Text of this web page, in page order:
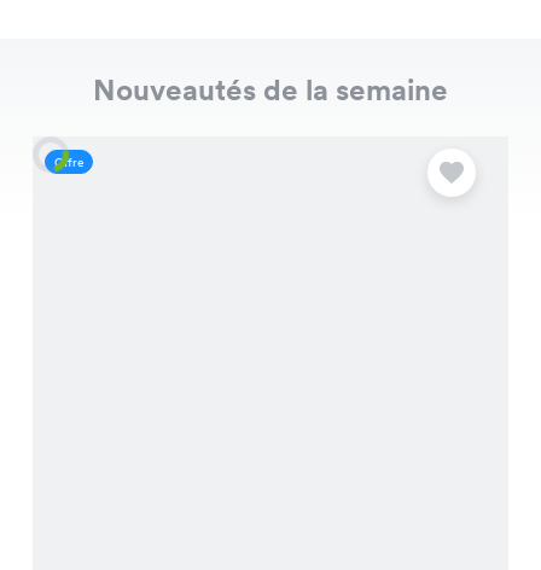
Nouveautés de la semaine
Offre